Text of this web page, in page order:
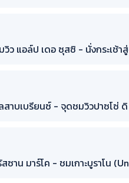
วิว แอล์ป เดอ ซุสซิ - นั่งกระเช้
สาบเบรียนซ์ - จุดชมวิวปาซโซ่
ซาน มาร์โค - ชมเกาะบูราโน